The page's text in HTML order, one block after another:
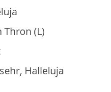
(L)
Halleluja